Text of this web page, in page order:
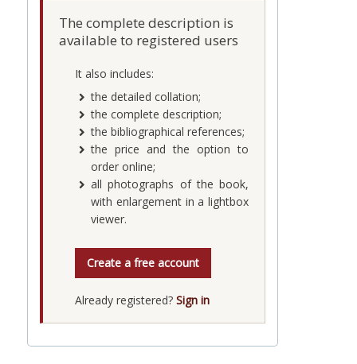
The complete description is
available to registered users
It also includes:
the detailed collation;
the complete description;
the bibliographical references;
the price and the option to
order online;
all photographs of the book,
with enlargement in a lightbox
viewer.
Create a free account
Already registered? Sign in